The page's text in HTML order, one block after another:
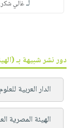
لـغالي
دور نشر شبيهة بـ
الدار العربية
الهيئة المصرية